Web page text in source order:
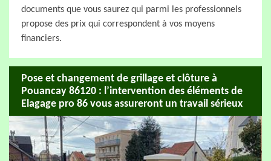
documents que vous saurez qui parmi les professionnels
propose des prix qui correspondent à vos moyens
financiers.
Pose et changement de grillage et clôture à
Pouancay 86120 : l’intervention des éléments de
Elagage pro 86 vous assureront un travail sérieux